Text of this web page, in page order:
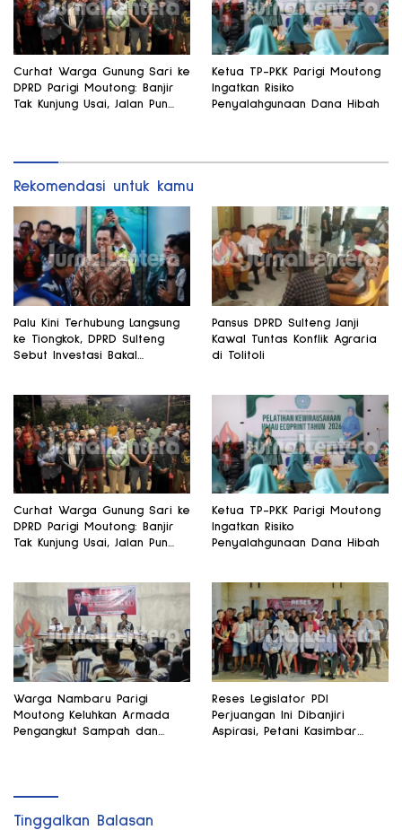
Curhat Warga Gunung Sari ke
DPRD Parigi Moutong: Banjir
Tak Kunjung Usai, Jalan Pun
Ketua TP-PKK Parigi Moutong
Ingatkan Risiko
Penyalahgunaan Dana Hibah
Rekomendasi untuk kamu
Palu Kini Terhubung Langsung
ke Tiongkok, DPRD Sulteng
Sebut Investasi Bakal
Pansus DPRD Sulteng Janji
Kawal Tuntas Konflik Agraria
di Tolitoli
Curhat Warga Gunung Sari ke
DPRD Parigi Moutong: Banjir
Tak Kunjung Usai, Jalan Pun
Ketua TP-PKK Parigi Moutong
Ingatkan Risiko
Penyalahgunaan Dana Hibah
Warga Nambaru Parigi
Moutong Keluhkan Armada
Pengangkut Sampah dan
Reses Legislator PDI
Perjuangan Ini Dibanjiri
Aspirasi, Petani Kasimbar
Tinggalkan Balasan